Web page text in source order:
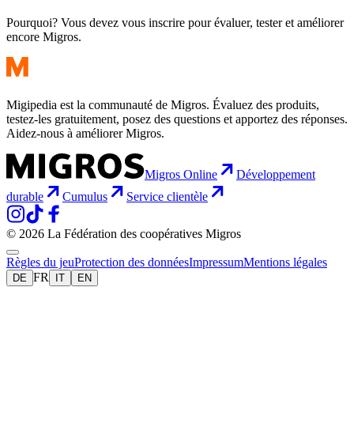
Pourquoi? Vous devez vous inscrire pour évaluer, tester et améliorer
encore Migros.
Migipedia est la communauté de Migros. Évaluez des produits,
testez-les gratuitement, posez des questions et apportez des réponses.
Aidez-nous à améliorer Migros.
Migros Online
Développement
durable
Cumulus Service clientèle
© 2026 La Fédération des coopératives Migros
Règles du jeuProtection des donnéesImpressumMentions légales
DE FR IT EN